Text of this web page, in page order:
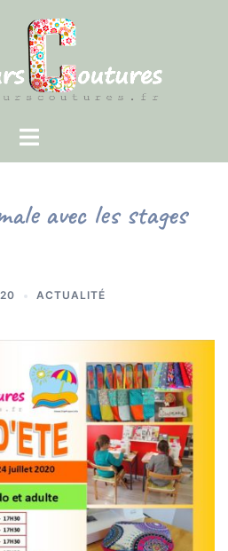
Ouvrir/fermer
avec les stages
ACTUALITÉ